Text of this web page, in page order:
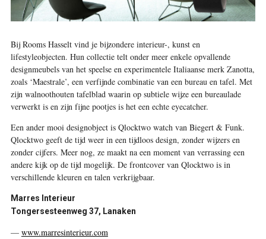
Bij Rooms Hasselt vind je bijzondere interieur-, kunst en
lifestyleobjecten. Hun collectie telt onder meer enkele opvallende
designmeubels van het speelse en experimentele Italiaanse merk Zanotta,
zoals ‘Maestrale’, een verfijnde combinatie van een bureau en tafel. Met
zijn walnoothouten tafelblad waarin op subtiele wijze een bureaulade
verwerkt is en zijn fijne pootjes is het een echte eyecatcher.
Een ander mooi designobject is Qlocktwo watch van Biegert & Funk.
Qlocktwo geeft de tijd weer in een tijdloos design, zonder wijzers en
zonder cijfers. Meer nog, ze maakt na een moment van verrassing een
andere kijk op de tijd mogelijk. De frontcover van Qlocktwo is in
verschillende kleuren en talen verkrijgbaar.
Marres Interieur
Tongersesteenweg 37, Lanaken
— www.marresinterieur.com